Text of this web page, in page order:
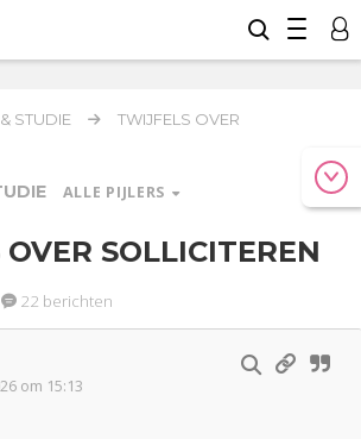
STUDIE
TWIJFELS OVER
ALLE PIJLERS
& Studie
SOLLICITEREN
22 berichten
om 15:13